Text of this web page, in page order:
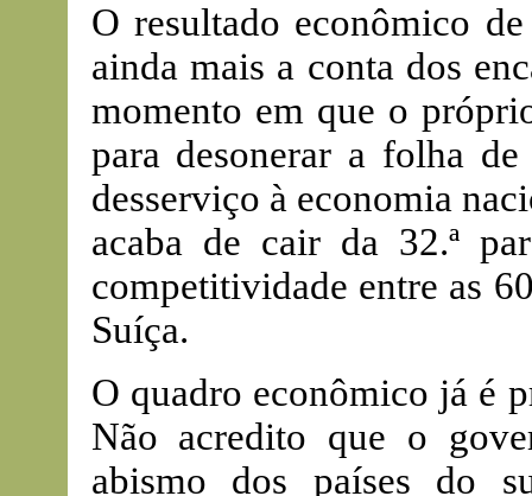
O resultado econômico
ainda mais a conta dos
momento em que o
para desonerar a folha
desserviço à economia
acaba de cair da 32.ª
competitividade entre as
Suíça.
O quadro econômico já é
Não acredito que o
abismo dos países do